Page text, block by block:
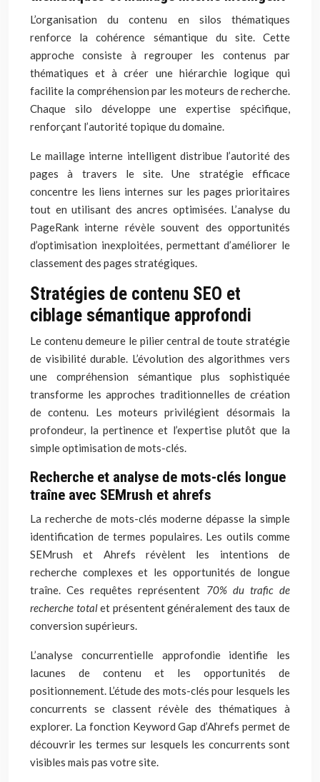
L’organisation du contenu en silos thématiques
renforce la cohérence sémantique du site. Cette
approche consiste à regrouper les contenus par
thématiques et à créer une hiérarchie logique qui
facilite la compréhension par les moteurs de recherche.
Chaque silo développe une expertise spécifique,
renforçant l’autorité topique du domaine.
Le maillage interne intelligent distribue l’autorité des
pages à travers le site. Une stratégie efficace
concentre les liens internes sur les pages prioritaires
tout en utilisant des ancres optimisées. L’analyse du
PageRank interne révèle souvent des opportunités
d’optimisation inexploitées, permettant d’améliorer le
classement des pages stratégiques.
Stratégies de contenu SEO et
ciblage sémantique approfondi
Le contenu demeure le pilier central de toute stratégie
de visibilité durable. L’évolution des algorithmes vers
une compréhension sémantique plus sophistiquée
transforme les approches traditionnelles de création
de contenu. Les moteurs privilégient désormais la
profondeur, la pertinence et l’expertise plutôt que la
simple optimisation de mots-clés.
Recherche et analyse de mots-clés longue
traîne avec SEMrush et ahrefs
La recherche de mots-clés moderne dépasse la simple
identification de termes populaires. Les outils comme
SEMrush et Ahrefs révèlent les intentions de
recherche complexes et les opportunités de longue
traîne. Ces requêtes représentent 70% du trafic de
recherche totalet présentent généralement des taux de
conversion supérieurs.
L’analyse concurrentielle approfondie identifie les
lacunes de contenu et les opportunités de
positionnement. L’étude des mots-clés pour lesquels les
concurrents se classent révèle des thématiques à
explorer. La fonction Keyword Gap d’Ahrefs permet de
découvrir les termes sur lesquels les concurrents sont
visibles mais pas votre site.